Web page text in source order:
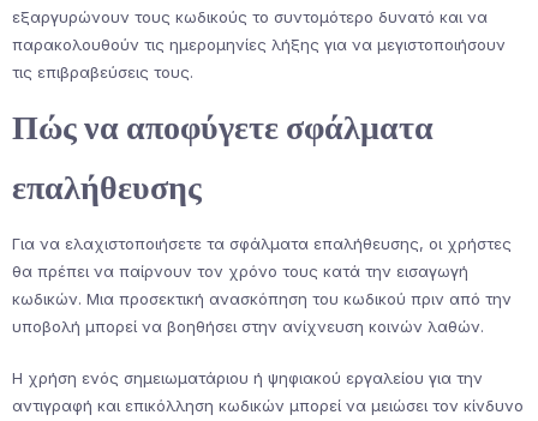
εξαργυρώνουν τους κωδικούς το συντομότερο δυνατό και να
παρακολουθούν τις ημερομηνίες λήξης για να μεγιστοποιήσουν
τις επιβραβεύσεις τους.
Πώς να αποφύγετε σφάλματα
επαλήθευσης
Για να ελαχιστοποιήσετε τα σφάλματα επαλήθευσης, οι χρήστες
θα πρέπει να παίρνουν τον χρόνο τους κατά την εισαγωγή
κωδικών. Μια προσεκτική ανασκόπηση του κωδικού πριν από την
υποβολή μπορεί να βοηθήσει στην ανίχνευση κοινών λαθών.
Η χρήση ενός σημειωματάριου ή ψηφιακού εργαλείου για την
αντιγραφή και επικόλληση κωδικών μπορεί να μειώσει τον κίνδυνο